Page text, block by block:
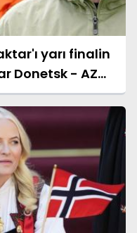
yarı finalin
Donetsk - AZ
(UEFA